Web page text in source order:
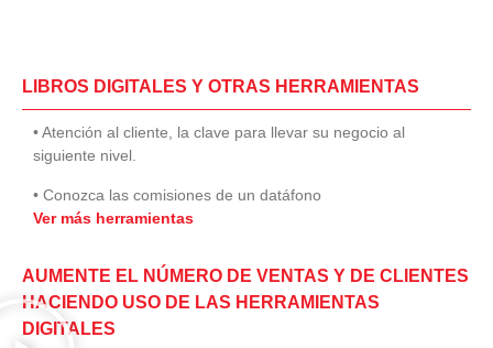
LIBROS DIGITALES Y OTRAS HERRAMIENTAS
• Atención al cliente, la clave para llevar su negocio al
siguiente nivel.
• Conozca las comisiones de un datáfono
Ver más herramientas
AUMENTE EL NÚMERO DE VENTAS Y DE CLIENTES
HACIENDO USO DE LAS HERRAMIENTAS
DIGITALES